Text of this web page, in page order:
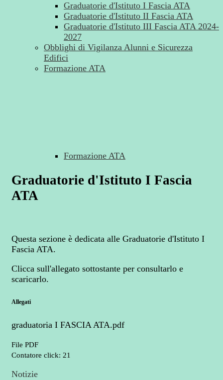
Graduatorie d'Istituto I Fascia ATA
Graduatorie d'Istituto II Fascia ATA
Graduatorie d'Istituto III Fascia ATA 2024-
2027
Obblighi di Vigilanza Alunni e Sicurezza
Edifici
Formazione ATA
Formazione ATA
Graduatorie d'Istituto I Fascia
ATA
Questa sezione è dedicata alle Graduatorie d'Istituto I
Fascia ATA.
Clicca sull'allegato sottostante per consultarlo e
scaricarlo.
Allegati
graduatoria I FASCIA ATA.pdf
File PDF
Contatore click: 21
Notizie